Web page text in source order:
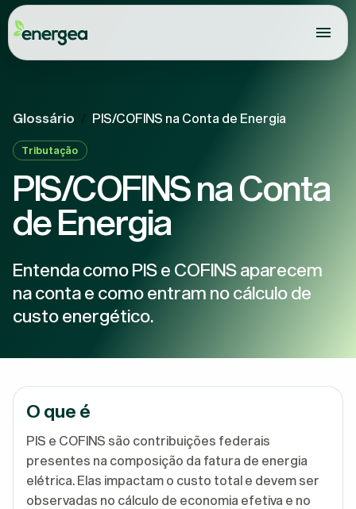
Glossário PIS/COFINS na Conta de Energia
Tributação
PIS/COFINS na Conta
de Energia
Entenda como PIS e COFINS aparecem
na conta e como entram no cálculo de
custo energético.
O que é
PIS e COFINS são contribuições federais
presentes na composição da fatura de energia
elétrica. Elas impactam o custo total e devem ser
observadas no cálculo de economia efetiva e no